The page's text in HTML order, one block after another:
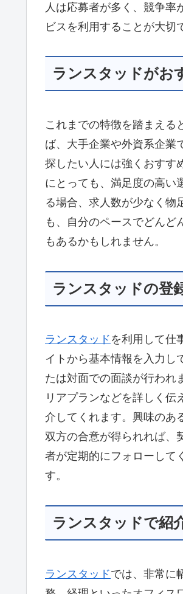
人は応募者が多く、競争
ビスを利用することが大切
ランスタッドがお
これまでの特徴を踏まえる
ば、大手企業や外資系企業
探したい人には強くおすす
にとっても、満足度の高い
る場合、求人数が少なく物
も、自分のペースでどんど
もあるかもしれません。
ランスタッドの登
ランスタッド を利用して仕
イトから基本情報を入力し
たは対面での面談が行われ
リアプランなどを詳しく
介してくれます。興味のあ
双方の合意が得られれば、
者が定期的にフォローして
す。
ランスタッドで紹
ランスタッドでは、非常に